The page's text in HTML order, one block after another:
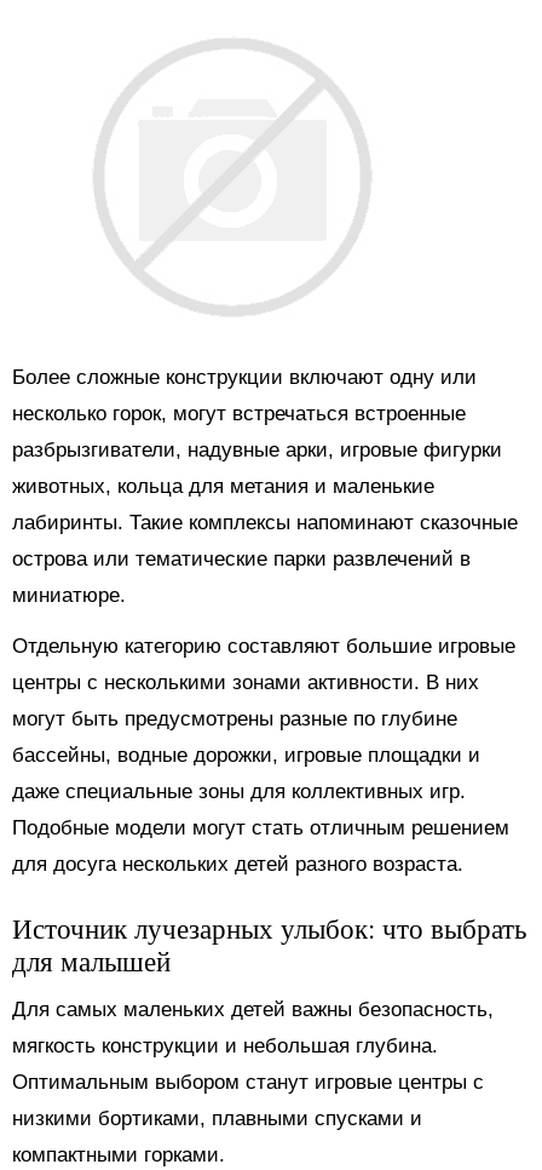
Более сложные конструкции включают одну или
несколько горок, могут встречаться встроенные
разбрызгиватели, надувные арки, игровые фигурки
животных, кольца для метания и маленькие
лабиринты. Такие комплексы напоминают сказочные
острова или тематические парки развлечений в
миниатюре.
Отдельную категорию составляют большие игровые
центры с несколькими зонами активности. В них
могут быть предусмотрены разные по глубине
бассейны, водные дорожки, игровые площадки и
даже специальные зоны для коллективных игр.
Подобные модели могут стать отличным решением
для досуга нескольких детей разного возраста.
Источник лучезарных улыбок: что выбрать
для малышей
Для самых маленьких детей важны безопасность,
мягкость конструкции и небольшая глубина.
Оптимальным выбором станут игровые центры с
низкими бортиками, плавными спусками и
компактными горками.